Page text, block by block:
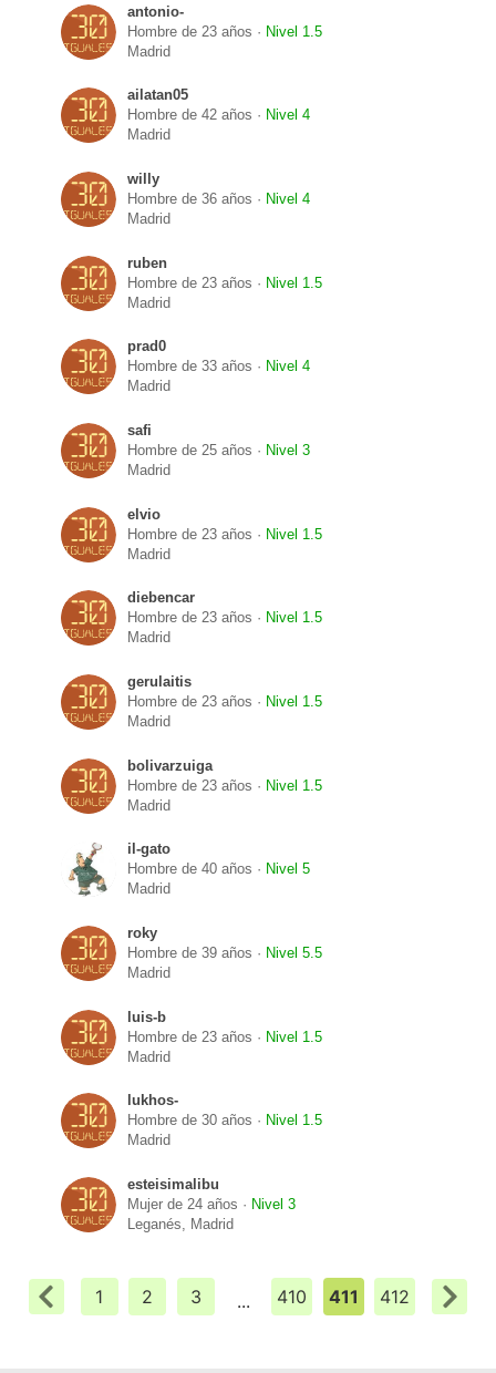
antonio-
Hombre de 23 años · Nivel 1.5
Madrid
ailatan05
Hombre de 42 años · Nivel 4
Madrid
willy
Hombre de 36 años · Nivel 4
Madrid
ruben
Hombre de 23 años · Nivel 1.5
Madrid
prad0
Hombre de 33 años · Nivel 4
Madrid
safi
Hombre de 25 años · Nivel 3
Madrid
elvio
Hombre de 23 años · Nivel 1.5
Madrid
diebencar
Hombre de 23 años · Nivel 1.5
Madrid
gerulaitis
Hombre de 23 años · Nivel 1.5
Madrid
bolivarzuiga
Hombre de 23 años · Nivel 1.5
Madrid
il-gato
Hombre de 40 años · Nivel 5
Madrid
roky
Hombre de 39 años · Nivel 5.5
Madrid
luis-b
Hombre de 23 años · Nivel 1.5
Madrid
lukhos-
Hombre de 30 años · Nivel 1.5
Madrid
esteisimalibu
Mujer de 24 años · Nivel 3
Leganés, Madrid
1 2 3 ... 410 411 412